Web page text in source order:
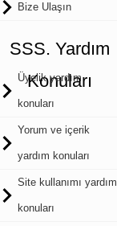
Bize Ulaşın
SSS. Yardım
Konuları
Üyelik yardım
konuları
Yorum ve içerik
yardım konuları
Site kullanımı yardım
konuları